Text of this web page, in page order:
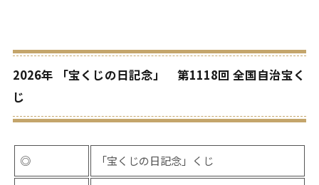
2026年 「宝くじの日記念」 第1118回 全国自治宝く
じ
◎ 「宝くじの日記念」くじ